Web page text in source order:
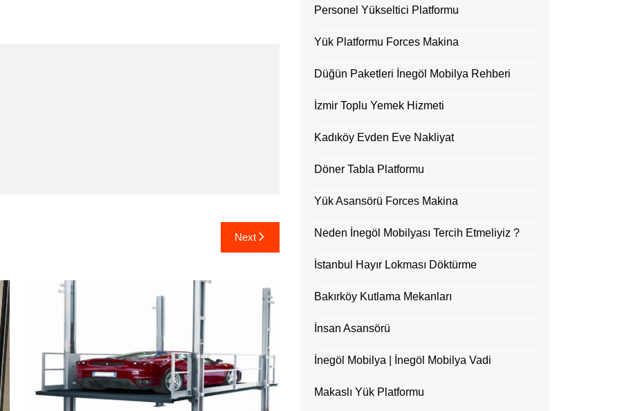
Next
Personel Yükseltici Platformu
Yük Platformu Forces Makina
Düğün Paketleri İnegöl Mobilya Rehberi
İzmir Toplu Yemek Hizmeti
Kadıköy Evden Eve Nakliyat
Döner Tabla Platformu
Yük Asansörü Forces Makina
Neden İnegöl Mobilyası Tercih Etmeliyiz ?
İstanbul Hayır Lokması Döktürme
Bakırköy Kutlama Mekanları
İnsan Asansörü
İnegöl Mobilya | İnegöl Mobilya Vadi
Makaslı Yük Platformu